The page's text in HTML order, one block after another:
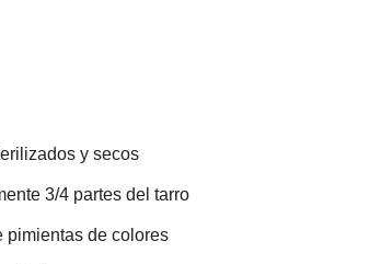
y secos
3/4 partes del tarro
pimientas de colores